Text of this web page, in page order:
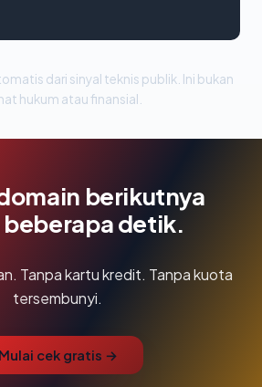
dari sinyal teknis publik. Ini bukan
hukum atau finansial.
berikutnya
beberapa detik.
Tanpa kartu kredit. Tanpa kuota
tersembunyi.
Mulai cek gratis →